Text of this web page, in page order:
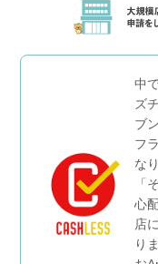
中
ズ
ブ
フ
な
「
心
店
り